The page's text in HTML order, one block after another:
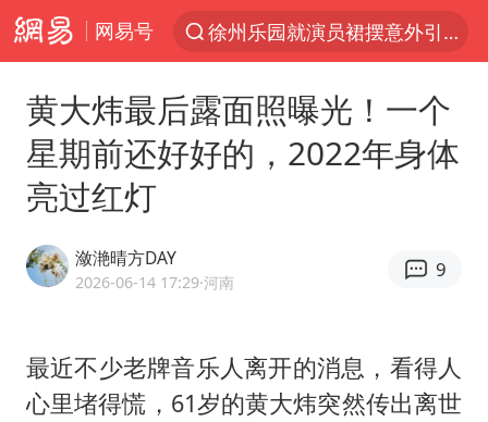
网易号
徐州乐园就演员裙摆意外引燃致歉
贾冰私人饭局被偷拍
路虎卫士110 HSE限时降价
部分银行上调存款利率
新疆生产建设兵团生态环境局原局长被查
朱一龙的鼻子怎么了
黄大炜最后露面照曝光！一个
星期前还好好的，2022年身体
亮过红灯
潋滟晴方DAY
2026-06-14 17:29·河南
9
最近不少老牌音乐人离开的消息，看得人
心里堵得慌，61岁的黄大炜突然传出离世